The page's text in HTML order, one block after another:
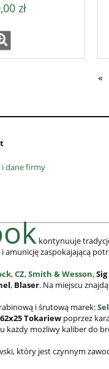
zł
«
dane firmy
kontynuuje
zaspokajającą
,CZ,Smith & Wesson,
, Blaser. Na miejscu
i śrutową marek:
Tokariew poprzez
każdy możliwy kaliber do
który jest czynnym